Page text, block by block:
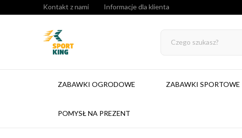
Kontakt z nami Informacje dla klienta
ZABAWKI OGRODOWE ZABAWKI SPORTOWE
POMYSŁ NA PREZENT